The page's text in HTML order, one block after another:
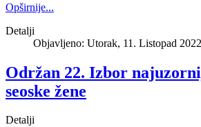
Opširnije...
Detalji
Objavljeno: Utorak, 11. Listopad
Održan 22. Izbor
seoske žene
Detalji